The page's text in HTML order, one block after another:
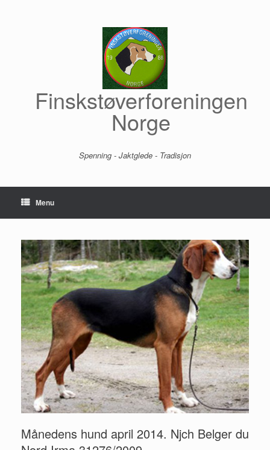
Finskstøverforeningen
Norge
Spenning - Jaktglede - Tradisjon
Menu
Månedens hund april 2014. Njch Belger du